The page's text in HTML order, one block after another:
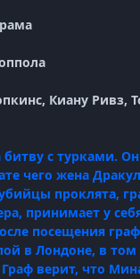
Киану Ривз,
с турками.
чего жена
проклята,
принимает у
посещения
в Лондоне, в том
верит, что